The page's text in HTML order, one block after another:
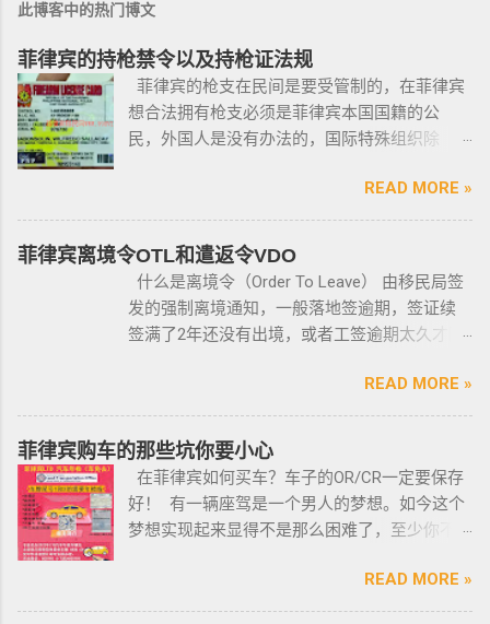
此博客中的热门博文
菲律宾的持枪禁令以及持枪证法规
菲律宾的枪支在民间是要受管制的，在菲律宾
想合法拥有枪支必须是菲律宾本国国籍的公
民，外国人是没有办法的，国际特殊组织除
格，例如，枪支的所有权，由菲律宾国家警察
局的枪支和爆炸物部门监管，该部门先进行背
景调查，再向申请人发放枪支许可证，如果想
获得枪支，这个审核的过程是必不可少的。 在
菲律宾申请合法持有枪支，申请人必须年满21
岁，并且通过背景调查，才能获得持有执照。
申请过程还包括通过药物测试丶获得法庭许可
丶精神病学检查丶国家警察许可丶参加菲律宾
宾的相关法律，一些行业的从业人员如律师丶
菲律宾律师协会的成员丶注册会计师丶有资质
的媒体从业人员丶出纳丶银行柜员丶天主教神
父丶基督教牧师丶犹太教拉比丶伊斯兰教阿訇
小型枪械，原因是他们的职业“岌岌可危”。 只有
处于实际的威胁之下，或者由于职业丶专业或
READ MORE »
菲律宾离境令OTL和遣返令VDO
什么是离境令（Order To Leave） 由移民局签
发的强制离境通知，一般落地签逾期，签证续
签满了2年还没有出境，或者工签逾期太久才降
工签，47a(2)签证，降签之后，也是带离境令
的，移民局要求必须离境。 多数情况下，被发
离境令，只要在规定时间内离开菲律宾，是不
会上移民局黑名单的。想了解更多最新信息欢
迎联系和咨询我们，微信：BGC998 电报
@BGC998 Whats app：+63 912-0912-222 电
话：0912-0912-222 优先使用TG免验证，咨询
请主动告知咨询项目，菲律宾MAKATI 实体公
READ MORE »
菲律宾购车的那些坑你要小心
在菲律宾如何买车？车子的OR/CR一定要保存
好！ 有一辆座驾是一个男人的梦想。如今这个
梦想实现起来显得不是那么困难了，至少你不
律宾就可以买一辆代步车，所以此贴仅供预算
有限的新人提供参考，大神勿喷。 废话不多
READ MORE »